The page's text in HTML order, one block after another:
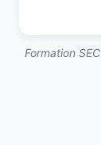
Formation